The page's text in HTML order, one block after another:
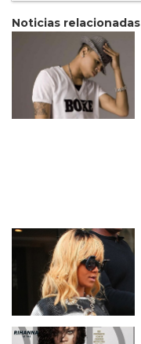
Noticias relacionadas